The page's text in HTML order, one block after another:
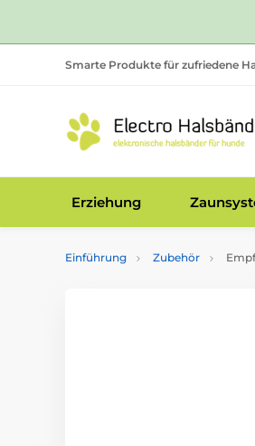
Smarte Produkte für zufriedene
Erziehung
Einführung Zubehör